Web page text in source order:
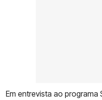
Em entrevista ao programa